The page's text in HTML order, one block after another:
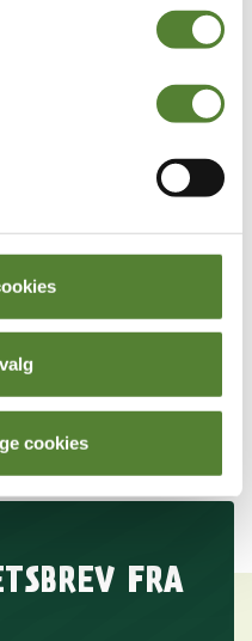
cookies
Dyrepasser for
har bestilt i
Dyreparken?
FRA